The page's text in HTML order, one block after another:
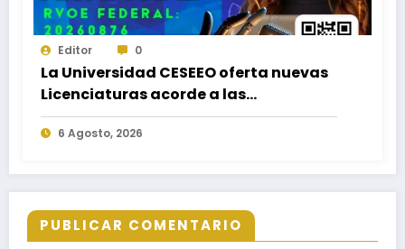
Editor 0
La Universidad CESEEO oferta nuevas
Licenciaturas acorde a las
necesidades educativas de los
egresados de escuelas del nivel medio
6 Agosto, 2026
PUBLICAR COMENTARIO